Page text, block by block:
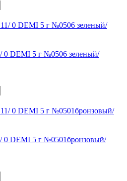
0 DEMI 5 г №0506 зеленый/
0 DEMI 5 г №0501бронзовый/